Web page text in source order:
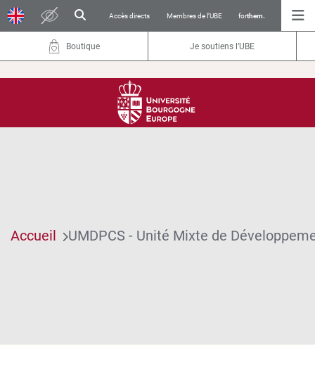
Accès directs Membres de l’UBE forthem.
Boutique Je soutiens l’UBE
Accueil UMDPCS - Unité Mixte de